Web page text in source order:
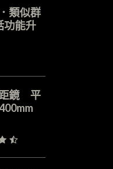
類似群
能升
距鏡 平